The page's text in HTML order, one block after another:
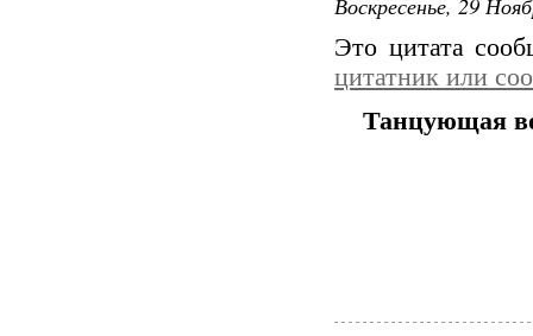
Это цитата
цитатник или
Танцующая